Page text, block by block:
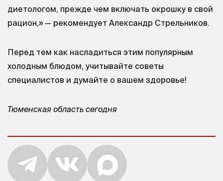
диетологом, прежде чем включать окрошку в свой
рацион,» — рекомендует Александр Стрельников.
Перед тем как насладиться этим популярным
холодным блюдом, учитывайте советы
специалистов и думайте о вашем здоровье!
Тюменская область сегодня